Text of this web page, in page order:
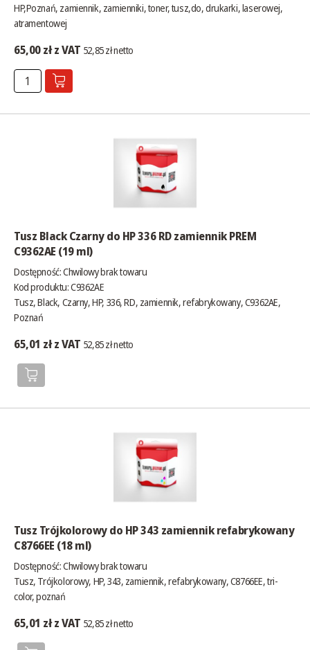
HP,Poznań, zamiennik, zamienniki, toner, tusz,do, drukarki, laserowej,
atramentowej
65,00 zł z VAT 52,85 zł netto
Tusz Black Czarny do HP 336 RD zamiennik PREM
C9362AE (19 ml)
Dostępność:Chwilowy brak towaru
Kod produktu: C9362AE
Tusz, Black, Czarny, HP, 336, RD, zamiennik, refabrykowany, C9362AE,
Poznań
65,01 zł z VAT 52,85 zł netto
Tusz Trójkolorowy do HP 343 zamiennik refabrykowany
C8766EE (18 ml)
Dostępność:Chwilowy brak towaru
Tusz, Trójkolorowy, HP, 343, zamiennik, refabrykowany, C8766EE, tri-
color, poznań
65,01 zł z VAT 52,85 zł netto